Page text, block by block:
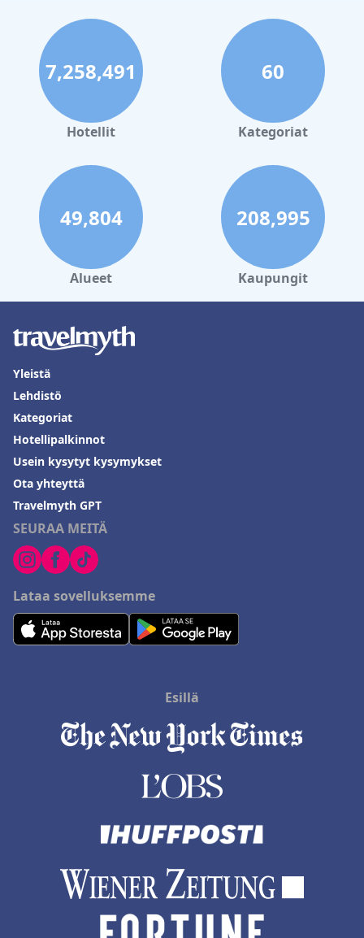
7,258,491
Hotellit
60
Kategoriat
49,804
Alueet
208,995
Kaupungit
SEURAA MEITÄ
Lataa sovelluksemme
Yleistä
Lehdistö
Kategoriat
Hotellipalkinnot
Usein kysytyt kysymykset
Ota yhteyttä
Travelmyth GPT
Esillä